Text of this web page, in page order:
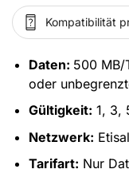
Kompatibilität
Daten: 500 MB/
oder
Gültigkeit: 1, 3,
Netzwerk:
Tarifart: Nur